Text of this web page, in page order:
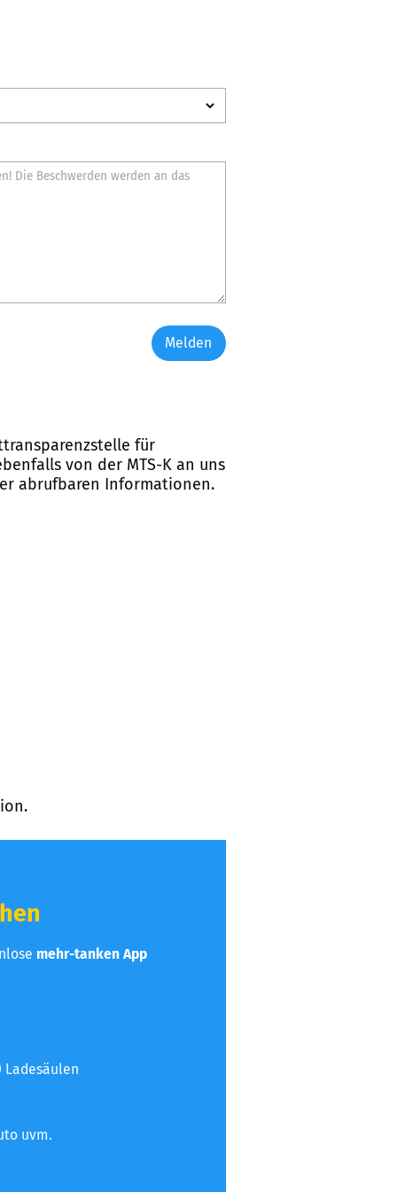
Melden
für
von der MTS-K an uns
abrufbaren Informationen.
mehr-tanken App
uvm.